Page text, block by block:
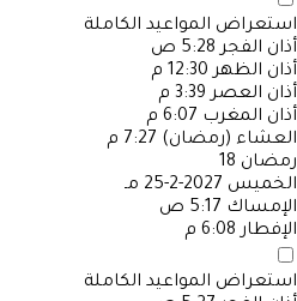
استعراض المواعيد الكاملة
أذان الفجر 5:28 ص
أذان الظهر 12:30 م
أذان العصر 3:39 م
أذان المغرب 6:07 م
العشاء (رمضان) 7:27 م
رمضان 18
الخميس 2027-2-25 مـ
الإمساك 5:17 ص
الإفطار 6:08 م
استعراض المواعيد الكاملة